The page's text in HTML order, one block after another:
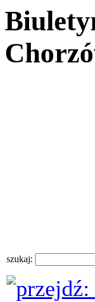
szukaj: